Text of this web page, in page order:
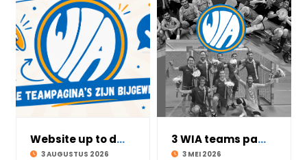
Website up to date
3 AUGUSTUS 2026
3 WIA teams pakken het kampioenschap
3 MEI 2026